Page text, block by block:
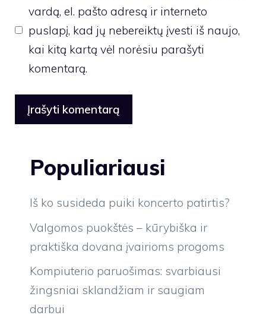
vardą, el. pašto adresą ir interneto
puslapį, kad jų nebereiktų įvesti iš naujo,
kai kitą kartą vėl norėsiu parašyti
komentarą.
Populiariausi
Iš ko susideda puiki koncerto patirtis?
Valgomos puokštės – kūrybiška ir
praktiška dovana įvairioms progoms
Kompiuterio paruošimas: svarbiausi
žingsniai sklandžiam ir saugiam
darbui